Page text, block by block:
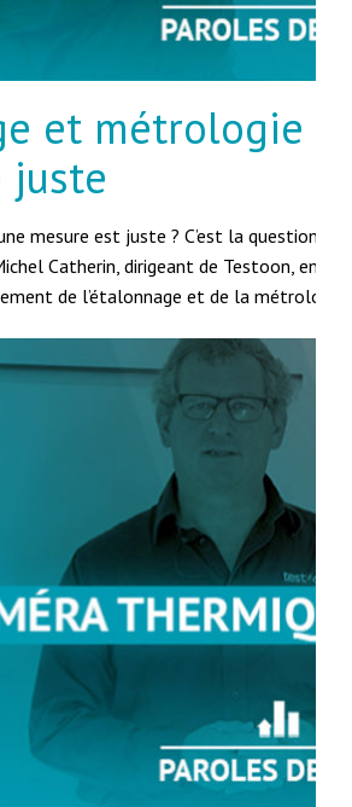
et métrologie :
juste
mesure est juste ? C’est la question à
Catherin, dirigeant de Testoon, en
de l’étalonnage et de la métrologie.